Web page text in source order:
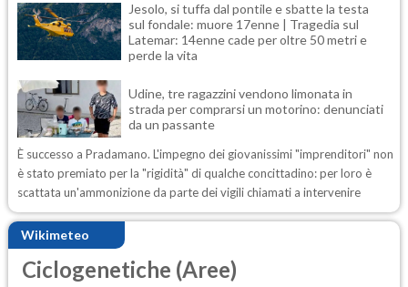
Jesolo, si tuffa dal pontile e sbatte la testa
sul fondale: muore 17enne | Tragedia sul
Latemar: 14enne cade per oltre 50 metri e
perde la vita
Udine, tre ragazzini vendono limonata in
strada per comprarsi un motorino: denunciati
da un passante
È successo a Pradamano. L'impegno dei giovanissimi "imprenditori" non
è stato premiato per la "rigidità" di qualche concittadino: per loro è
scattata un'ammonizione da parte dei vigili chiamati a intervenire
Wikimeteo
Ciclogenetiche (Aree)